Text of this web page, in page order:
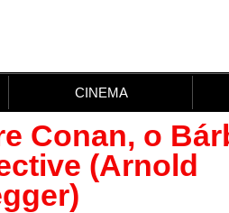
CINEMA
Conan, o
(Arnold